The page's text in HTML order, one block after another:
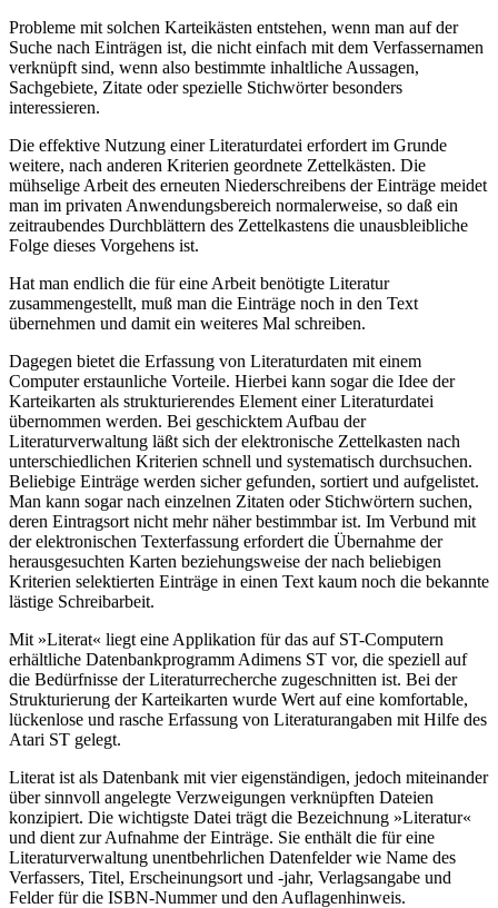
Probleme mit solchen Karteikästen entstehen, wenn man auf der
Suche nach Einträgen ist, die nicht einfach mit dem Verfassernamen
verknüpft sind, wenn also bestimmte inhaltliche Aussagen,
Sachgebiete, Zitate oder spezielle Stichwörter besonders
interessieren.
Die effektive Nutzung einer Literaturdatei erfordert im Grunde
weitere, nach anderen Kriterien geordnete Zettelkästen. Die
mühselige Arbeit des erneuten Niederschreibens der Einträge meidet
man im privaten Anwendungsbereich normalerweise, so daß ein
zeitraubendes Durchblättern des Zettelkastens die unausbleibliche
Folge dieses Vorgehens ist.
Hat man endlich die für eine Arbeit benötigte Literatur
zusammengestellt, muß man die Einträge noch in den Text
übernehmen und damit ein weiteres Mal schreiben.
Dagegen bietet die Erfassung von Literaturdaten mit einem
Computer erstaunliche Vorteile. Hierbei kann sogar die Idee der
Karteikarten als strukturierendes Element einer Literaturdatei
übernommen werden. Bei geschicktem Aufbau der
Literaturverwaltung läßt sich der elektronische Zettelkasten nach
unterschiedlichen Kriterien schnell und systematisch durchsuchen.
Beliebige Einträge werden sicher gefunden, sortiert und aufgelistet.
Man kann sogar nach einzelnen Zitaten oder Stichwörtern suchen,
deren Eintragsort nicht mehr näher bestimmbar ist. Im Verbund mit
der elektronischen Texterfassung erfordert die Übernahme der
herausgesuchten Karten beziehungsweise der nach beliebigen
Kriterien selektierten Einträge in einen Text kaum noch die bekannte
lästige Schreibarbeit.
Mit »Literat« liegt eine Applikation für das auf ST-Computern
erhältliche Datenbankprogramm Adimens ST vor, die speziell auf
die Bedürfnisse der Literaturrecherche zugeschnitten ist. Bei der
Strukturierung der Karteikarten wurde Wert auf eine komfortable,
lückenlose und rasche Erfassung von Literaturangaben mit Hilfe des
Atari ST gelegt.
Literat ist als Datenbank mit vier eigenständigen, jedoch miteinander
über sinnvoll angelegte Verzweigungen verknüpften Dateien
konzipiert. Die wichtigste Datei trägt die Bezeichnung »Literatur«
und dient zur Aufnahme der Einträge. Sie enthält die für eine
Literaturverwaltung unentbehrlichen Datenfelder wie Name des
Verfassers, Titel, Erscheinungsort und -jahr, Verlagsangabe und
Felder für die ISBN-Nummer und den Auflagenhinweis.